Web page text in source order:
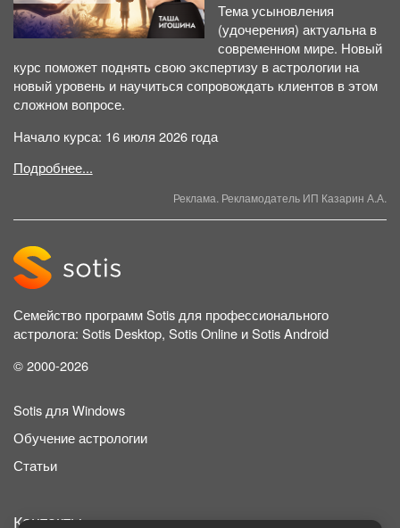
Тема усыновления
(удочерения) актуальна в
современном мире. Новый
курс поможет поднять свою экспертизу в астрологии на
новый уровень и научиться сопровождать клиентов в этом
сложном вопросе.
Начало курса: 16 июля 2026 года
Подробнее...
Реклама. Рекламодатель ИП Казарин А.А.
Семейство программ Sotis для профессионального
астролога: Sotis Desktop, Sotis Online и Sotis Android
© 2000-2026
Sotis для Windows
Обучение астрологии
Статьи
Контакты